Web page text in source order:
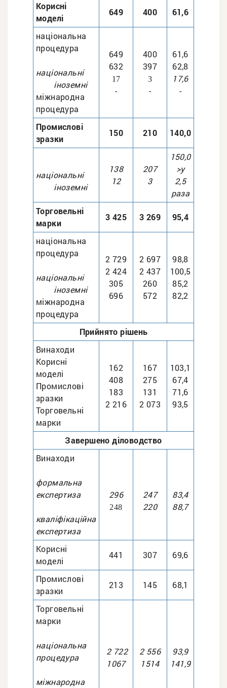
Корисні
моделі
649 400 61,6
національна
процедура
національні
іноземні
міжнародна
процедура
649
632
17
-
400
397
3
-
61,6
62,8
17,6
-
Промислові
зразки
150 210 140,0
національні
іноземні
138
12
207
3
150,0
>у
2,5
раза
Торговельні
марки
3 425 3 269 95,4
національна
процедура
національні
іноземні
міжнародна
процедура
2 729
2 424
305
696
2 697
2 437
260
572
98,8
100,5
85,2
82,2
Прийнято рішень
Винаходи
Корисні
моделі
Промислові
зразки
Торговельні
марки
162
408
183
2 216
167
275
131
2 073
103,1
67,4
71,6
93,5
Завершено діловодство
Винаходи
формальна
експертиза
кваліфікаційна
експертиза
296
248
247
220
83,4
88,7
Корисні
моделі
441 307 69,6
Промислові
зразки
213 145 68,1
Торговельні
марки
національна
процедура
міжнародна
2 722
1067
2 556
1514
93,9
141,9